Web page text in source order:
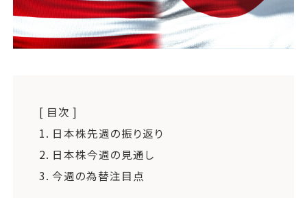
メールマガジン登録
よくある質問
[ 目次 ]
1. 日本株先週の振り返り
2. 日本株今週の見通し
3. 今週の為替注目点